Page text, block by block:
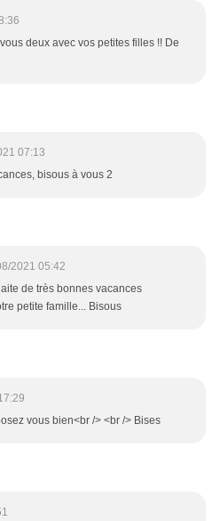
deux avec vos petites filles !! De
07:13
bisous à vous 2
2021 05:42
de très bonnes vacances
petite famille... Bisous
vous bien<br /> <br /> Bises